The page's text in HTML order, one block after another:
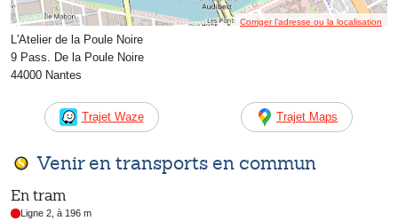
Corriger l’adresse ou la localisation
L'Atelier de la Poule Noire
9 Pass. De la Poule Noire
44000 Nantes
Trajet Waze Trajet Maps
Venir en transports en commun
En tram
Ligne 2, à 196 m